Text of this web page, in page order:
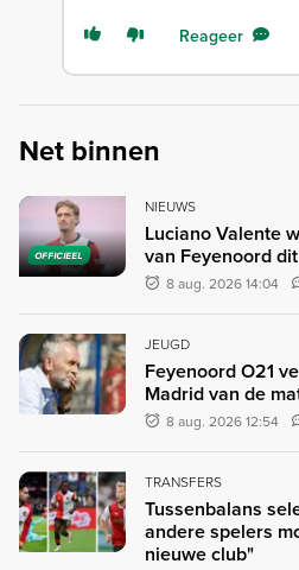
Reageer
Net binnen
OFFICIEEL
NIEUWS
Luciano Valente
van Feyenoord
8 aug. 2026 14:04
JEUGD
Feyenoord O21
Madrid van de
8 aug. 2026 12:54
TRANSFERS
Tussenbalans
andere spelers
nieuwe club"